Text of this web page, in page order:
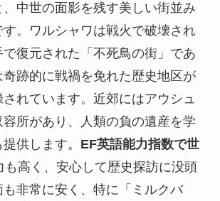
中世の面影を残す美しい街並み
。ワルシャワは戦火で破壊され
復元された「不死鳥の街」であ
奇跡的に戦禍を免れた歴史地区が
れています。近郊にはアウシュ
所があり、人類の負の遺産を学
供します。 EF英語能力指数で世
も高く、安心して歴史探訪に没頭
非常に安く、特に「ミルクバ